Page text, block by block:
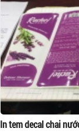
In tem decal chai